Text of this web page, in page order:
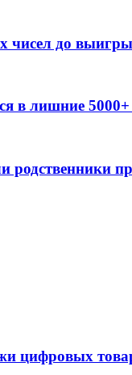
чисел до
в лишние
родственники
цифровых